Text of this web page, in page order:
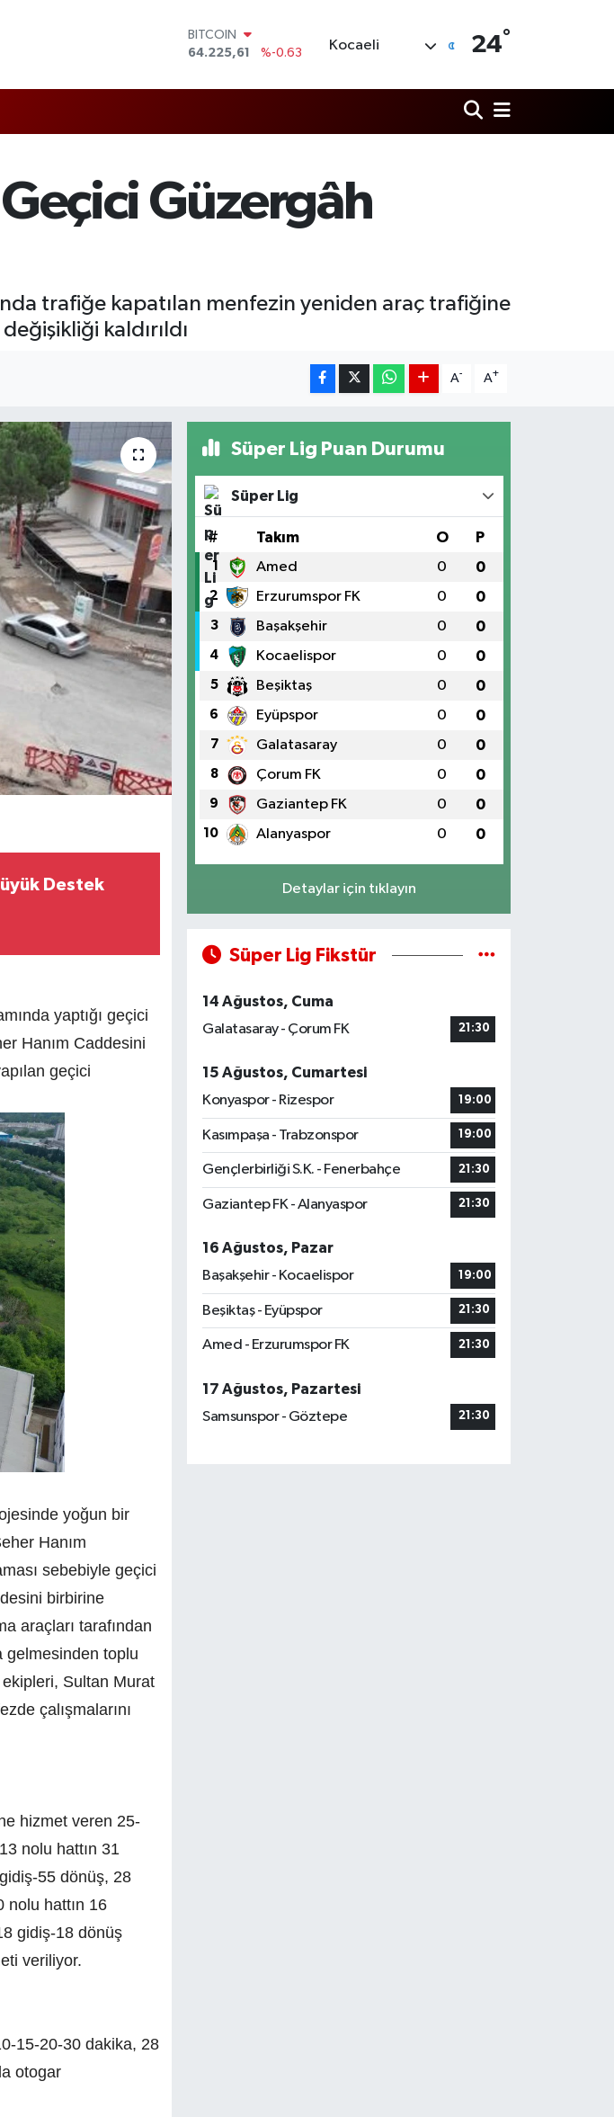
DOLAR
47,6704
%0
55,0406
%-0.08
BİST100
13.799
%70
BITCOIN
Kocaeli 24°
Güzergâh
trafiğe kapatılan menfezin yeniden araç trafiğine
kaldırıldı
A- A+
Destek
yaptığı geçici
Hanım Caddesini
geçici
yoğun bir
Hanım
sebebiyle geçici
birbirine
araçları tarafından
gelmesinden toplu
Sultan Murat
çalışmalarını
hizmet veren 25-
nolu hattın 31
55 dönüş, 28
nolu hattın 16
gidiş-18 dönüş
veriliyor.
15-20-30 dakika, 28
otogar
Süper Lig Puan Durumu
Süper Lig
# Takım O P
1 Amed 0 0
2 Erzurumspor FK 0 0
3 Başakşehir 0 0
4 Kocaelispor 0 0
5 Beşiktaş 0 0
6 Eyüpspor 0 0
7 Galatasaray 0 0
8 Çorum FK 0 0
9 Gaziantep FK 0 0
10 Alanyaspor 0 0
Detaylar için tıklayın
Süper Lig Fikstür
14 Ağustos, Cuma
Galatasaray - Çorum FK
21:30
15 Ağustos, Cumartesi
Konyaspor - Rizespor
19:00
Kasımpaşa - Trabzonspor 19:00
Gençlerbirliği S.K. - Fenerbahçe 21:30
Gaziantep FK - Alanyaspor 21:30
16 Ağustos, Pazar
Başakşehir - Kocaelispor
19:00
Beşiktaş - Eyüpspor 21:30
Amed - Erzurumspor FK 21:30
17 Ağustos, Pazartesi
Samsunspor - Göztepe
21:30